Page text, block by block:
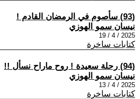
(93) سأصوم في الرمضان القادم !
نيسان سمو الهوزي
2025 / 4 / 19
كتابات ساخرة
(94) رحلة سعيدة ! روح ماراح نسأل !!
نيسان سمو الهوزي
2025 / 4 / 13
كتابات ساخرة